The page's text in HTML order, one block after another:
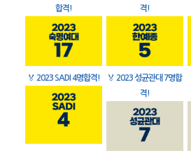
합격!
격!
🏅 2023 SADI 4명합격! 🏅 2023 성균관대 7명합
격!